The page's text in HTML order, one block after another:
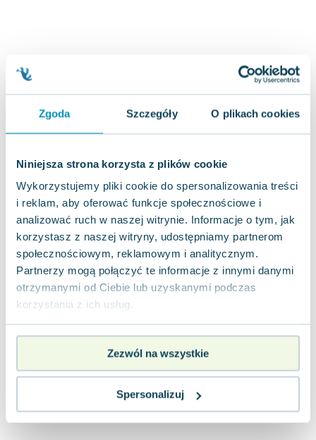
Zgoda Szczegóły O plikach cookies
Niniejsza strona korzysta z plików cookie
Wykorzystujemy pliki cookie do spersonalizowania treści
i reklam, aby oferować funkcje społecznościowe i
analizować ruch w naszej witrynie. Informacje o tym, jak
korzystasz z naszej witryny, udostępniamy partnerom
społecznościowym, reklamowym i analitycznym.
Partnerzy mogą połączyć te informacje z innymi danymi
otrzymanymi od Ciebie lub uzyskanymi podczas
korzystania z ich usług.
Zezwól na wszystkie
Spersonalizuj
Michael Scott
Piotr Semka
Jarosław Iwaszkiewicz
Joseph Murphy
Aleksander Puszkin
Oscar Wilde
Małgorzata Ohme
Maddie Ziegler
Leszek Czarnecki
Joanna Racewicz
Maria Seweryn
Janina Zającówna
Anna Prus (oprac.)
Nela Mała Reporterka
Agnieszka Maciąg
Terry Pratchett